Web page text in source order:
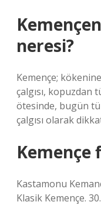
neresi?
Kemençe;
çalgısı, kopuzdan
ötesinde, bugün
çalgısı olarak
Kemençe
Kastamonu
Klasik Kemençe.